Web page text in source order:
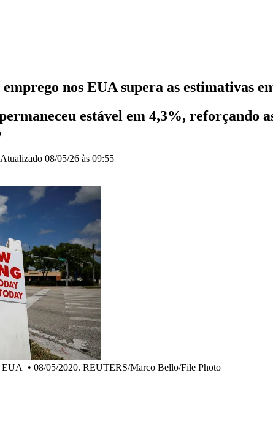
nos EUA supera as estimativas
estável em 4,3%, reforçando
Atualizado 08/05/26 às 09:55
EUA • 08/05/2020. REUTERS/Marco Bello/File Photo